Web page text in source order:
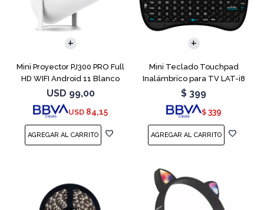
Mini Proyector PJ300 PRO Full
HD WIFI Android 11 Blanco
USD 99,00
USD 84,15
Mini Teclado Touchpad
Inalámbrico para TV LAT-i8
$ 399
$ 339